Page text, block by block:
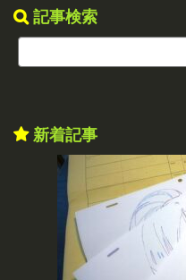
記事検索
新着記事